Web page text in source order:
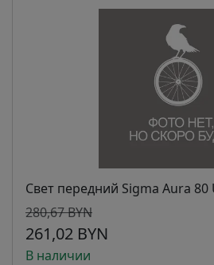
Свет передний Sigma Aura 80
280,67 BYN
261,02 BYN
В наличии